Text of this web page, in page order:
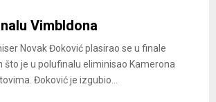
Vimbldona
Novak Đoković plasirao se u finale
što je u polufinalu eliminisao Kamerona
Đoković je izgubio...